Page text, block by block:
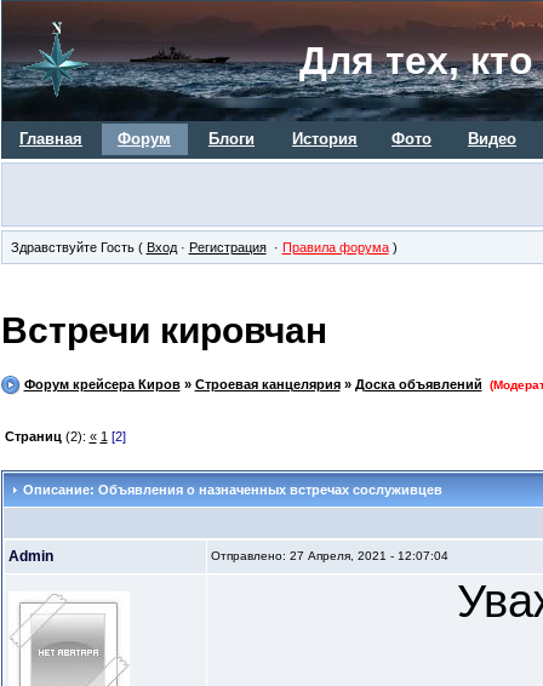
Для тех,
Главная Форум Блоги История Фото Видео
Здравствуйте Гость ( Вход· Регистрация· Правила форума)
Встречи кировчан
Форум крейсера Киров» Строевая канцелярия» Доска объявлений
Страниц (2): « 1 [2]
Описание: Объявления о назначенных встречах сослуживцев
Admin Отправлено: 27 Апреля, 2021 - 12:07:04